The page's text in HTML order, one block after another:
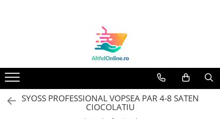
Produse Cosmetice Premium
Reducere 20% la achizitionarea a
minimum 3 produse identice
Oferte
Balsam Rufe
SYOSS PROFESSIONAL VOPSEA PAR 4-8 SATEN
CIOCOLATIU